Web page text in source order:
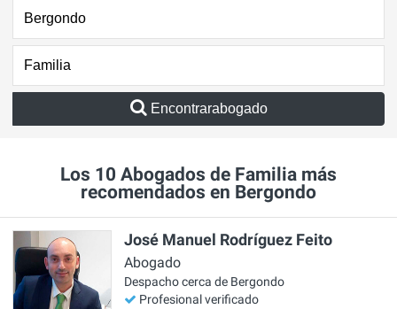
Encontrarabogado
Los 10 Abogados de Familia más
recomendados en Bergondo
José Manuel Rodríguez Feito
Abogado
Despacho cerca de Bergondo
Profesional verificado